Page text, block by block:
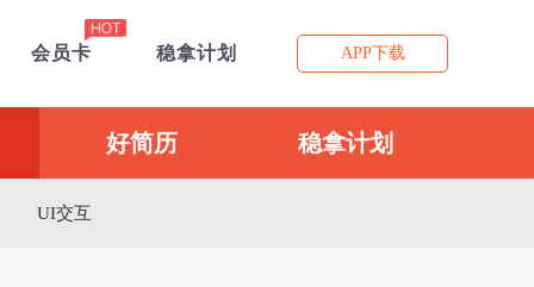
会员卡 稳拿计划 APP下载
好简历 稳拿计划
UI交互